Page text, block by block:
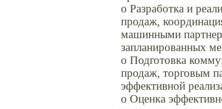
o Разработка и
продаж,
машинными
запланированных
o Подготовка
продаж, торговым
эффективной
o Оценка